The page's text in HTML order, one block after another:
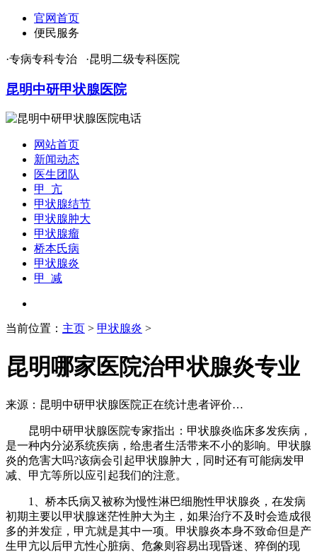
官网首页
便民服务
·专病专科专治 ·昆明二级专科医院
昆明中研甲状腺医院
网站首页
新闻动态
医生团队
甲 亢
甲状腺结节
甲状腺肿大
甲状腺瘤
桥本氏病
甲状腺炎
甲 减
当前位置： 主页 > 甲状腺炎 >
昆明哪家医院治甲状腺炎专业
来源：昆明中研甲状腺医院正在统计患者评价…
昆明中研甲状腺医院专家指出：甲状腺炎临床多发疾病，
是一种内分泌系统疾病，给患者生活带来不小的影响。甲状腺
炎的危害大吗?该病会引起甲状腺肿大，同时还有可能病发甲
减、甲亢等所以应引起我们的注意。
1、桥本氏病又被称为慢性淋巴细胞性甲状腺炎，在发病
初期主要以甲状腺迷茫性肿大为主，如果治疗不及时会造成很
多的并发症，甲亢就是其中一项。甲状腺炎本身不致命但是产
生甲亢以后甲亢性心脏病、危象则容易出现昏迷、猝倒的现